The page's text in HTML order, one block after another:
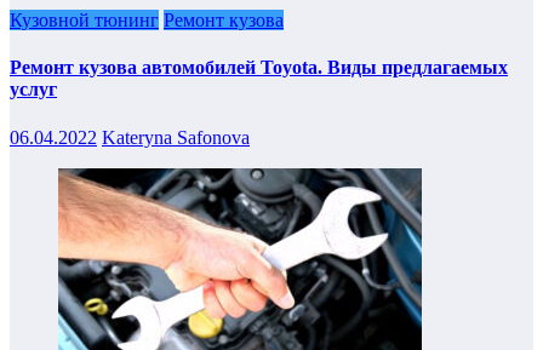
Кузовной тюнинг Ремонт кузова
Ремонт кузова автомобилей Toyota. Виды предлагаемых
услуг
06.04.2022 Kateryna Safonova